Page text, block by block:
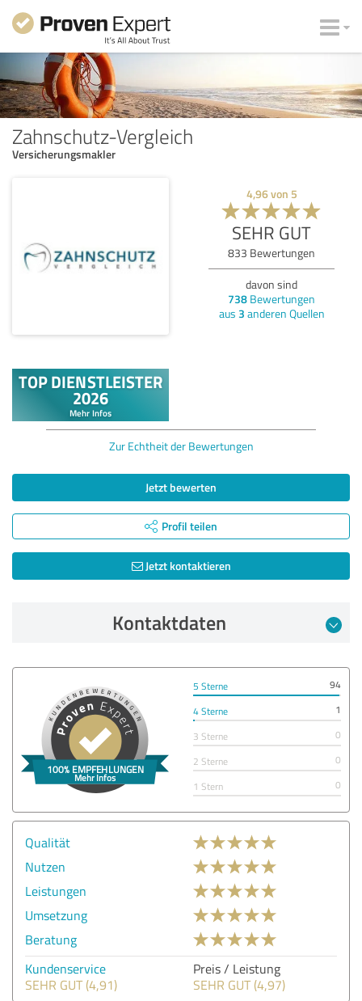
Zahnschutz-Vergleich
Versicherungsmakler
4,96von 5
SEHR GUT
833 Bewertungen
davon sind
738 Bewertungen
aus 3 anderen Quellen
Zur Echtheit der Bewertungen
Jetzt bewerten
Profil teilen
Jetzt kontaktieren
Kontaktdaten
5 Sterne
94
4 Sterne
1
3 Sterne
0
2 Sterne
0
1 Stern
0
Qualität
Nutzen
Leistungen
Umsetzung
Beratung
Kundenservice
SEHR GUT (4,91)
Preis / Leistung
SEHR GUT (4,97)